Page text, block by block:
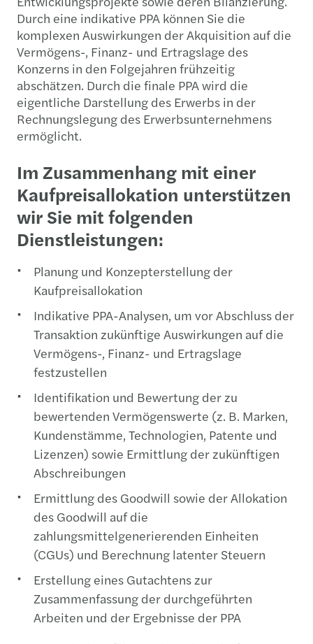
Durch eine indikative PPA können Sie die
komplexen Auswirkungen der Akquisition auf die
Vermögens-, Finanz- und Ertragslage des
Konzerns in den Folgejahren frühzeitig
abschätzen. Durch die finale PPA wird die
eigentliche Darstellung des Erwerbs in der
Rechnungslegung des Erwerbsunternehmens
ermöglicht.
Im Zusammenhang mit einer
Kaufpreisallokation unterstützen
wir Sie mit folgenden
Dienstleistungen:
Planung und Konzepterstellung der
Kaufpreisallokation
Indikative PPA-Analysen, um vor Abschluss der
Transaktion zukünftige Auswirkungen auf die
Vermögens-, Finanz- und Ertragslage
festzustellen
Identifikation und Bewertung der zu
bewertenden Vermögenswerte (z. B. Marken,
Kundenstämme, Technologien, Patente und
Lizenzen) sowie Ermittlung der zukünftigen
Abschreibungen
Ermittlung des Goodwill sowie der Allokation
des Goodwill auf die
zahlungsmittelgenerierenden Einheiten
(CGUs) und Berechnung latenter Steuern
Erstellung eines Gutachtens zur
Zusammenfassung der durchgeführten
Arbeiten und der Ergebnisse der PPA